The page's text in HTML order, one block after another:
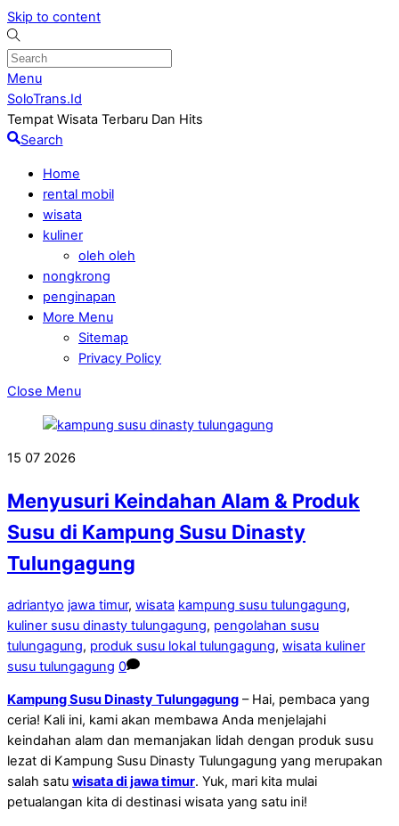
Skip to content
Menu
SoloTrans.Id
Tempat Wisata Terbaru Dan Hits
Search
Home
rental mobil
wisata
kuliner
oleh oleh
nongkrong
penginapan
More Menu
Sitemap
Privacy Policy
Close Menu
15 07 2026
Menyusuri Keindahan Alam & Produk
Susu di Kampung Susu Dinasty
Tulungagung
adriantyo jawa timur, wisata kampung susu tulungagung,
kuliner susu dinasty tulungagung, pengolahan susu
tulungagung, produk susu lokal tulungagung, wisata kuliner
susu tulungagung 0
Kampung Susu Dinasty Tulungagung – Hai, pembaca yang
ceria! Kali ini, kami akan membawa Anda menjelajahi
keindahan alam dan memanjakan lidah dengan produk susu
lezat di Kampung Susu Dinasty Tulungagung yang merupakan
salah satu wisata di jawa timur. Yuk, mari kita mulai
petualangan kita di destinasi wisata yang satu ini!